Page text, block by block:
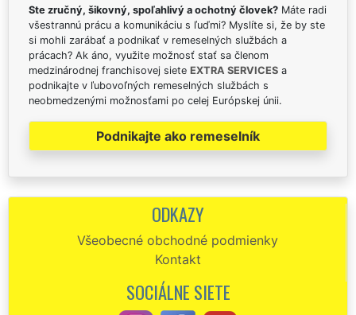
Ste zručný, šikovný, spoľahlivý a ochotný človek? Máte radi
všestrannú prácu a komunikáciu s ľuďmi? Myslíte si, že by ste
si mohli zarábať a podnikať v remeselných službách a
prácach? Ak áno, využite možnosť stať sa členom
medzinárodnej franchisovej siete EXTRA SERVICES a
podnikajte v ľubovoľných remeselných službách s
neobmedzenými možnosťami po celej Európskej únii.
Podnikajte ako remeselník
ODKAZY
Všeobecné obchodné podmienky
Kontakt
SOCIÁLNE SIETE